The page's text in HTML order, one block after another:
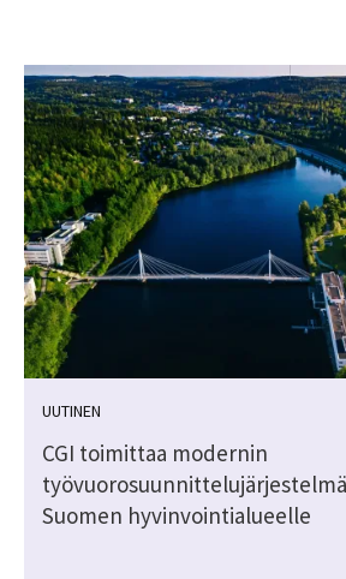
UUTINEN
CGI toimittaa modernin
Suomen hyvinvointialueelle